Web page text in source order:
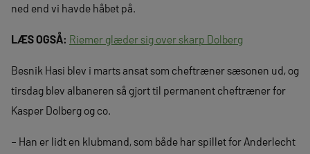
ned end vi havde håbet på.
LÆS OGSÅ: Riemer glæder sig over skarp Dolberg
Besnik Hasi blev i marts ansat som cheftræner sæsonen ud, og
tirsdag blev albaneren så gjort til permanent cheftræner for
Kasper Dolberg og co.
– Han er lidt en klubmand, som både har spillet for Anderlecht